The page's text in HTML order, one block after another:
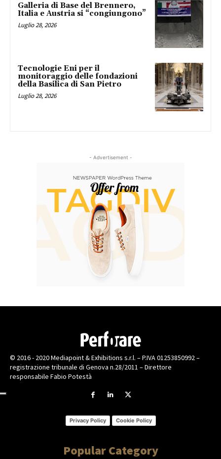
Galleria di Base del Brennero,
Italia e Austria si “congiungono”
Luglio 28, 2026
Tecnologie Eni per il
monitoraggio delle fondazioni
della Basilica di San Pietro
Luglio 28, 2026
- Advertisement -
© 2016 - 2020 Mediapoint & Exhibitions s.r.l. – P.IVA 01253850992 –
registrazione tribunale di Genova n.28/2011 – Direttore
responsabile Fabio Potestà
Privacy Policy Cookie Policy
Popular Category